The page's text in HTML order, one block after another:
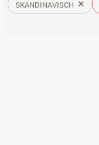
SKANDINAVISCH